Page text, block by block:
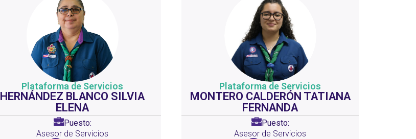
Plataforma de Servicios
HERNÁNDEZ BLANCO SILVIA
ELENA
Puesto:
Asesor de Servicios
Plataforma de Servicios
MONTERO CALDERÓN TATIANA
FERNANDA
Puesto:
Asesor de Servicios